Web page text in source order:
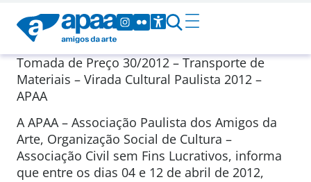
Tomada de Preço 30/2012 – Transporte de
Materiais – Virada Cultural Paulista 2012 –
APAA
A APAA – Associação Paulista dos Amigos da
Arte, Organização Social de Cultura –
Associação Civil sem Fins Lucrativos, informa
que entre os dias 04 e 12 de abril de 2012,